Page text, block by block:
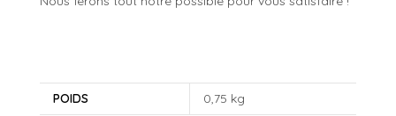
POIDS 0,75 kg